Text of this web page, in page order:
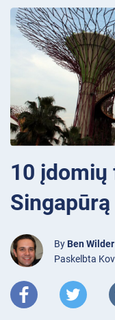
10 įdomių
Singapūrą
By Ben Wilder
Paskelbta